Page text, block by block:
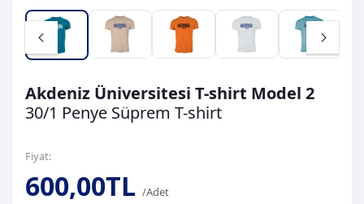
Akdeniz Üniversitesi T-shirt Model 2
30/1 Penye Süprem T-shirt
Fiyat:
600,00TL /Adet